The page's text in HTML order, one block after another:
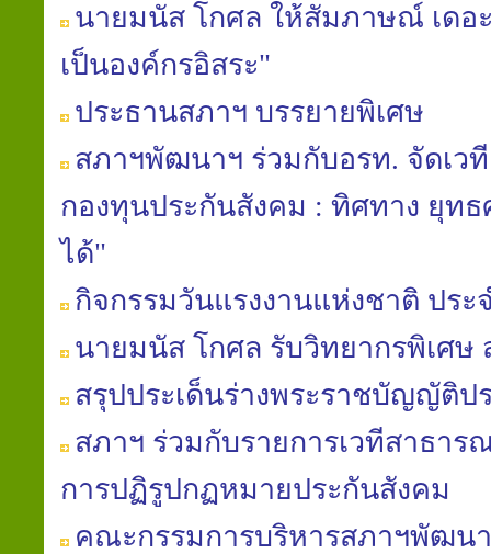
นายมนัส โกศล ให้สัมภาษณ์ เดอ
เป็นองค์กรอิสระ"
ประธานสภาฯ บรรยายพิเศษ
สภาฯพัฒนาฯ ร่วมกับอรท. จัดเว
กองทุนประกันสังคม : ทิศทาง ยุท
ได้"
กิจกรรมวันแรงงานแห่งชาติ ประ
นายมนัส โกศล รับวิทยากรพิเศษ
สรุปประเด็นร่างพระราชบัญญัติป
สภาฯ ร่วมกับรายการเวทีสาธา
การปฏิรูปกฏหมายประกันสังคม
คณะกรรมการบริหารสภาฯพัฒน